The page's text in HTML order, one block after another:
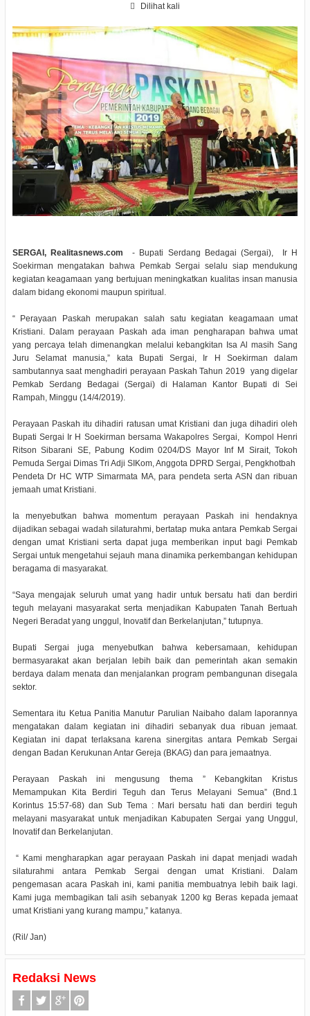
Dilihat kali
SERGAI, Realitasnews.com
- Bupati Serdang Bedagai (Sergai), Ir H
Soekirman mengatakan bahwa Pemkab Sergai selalu siap mendukung
kegiatan keagamaan yang bertujuan meningkatkan kualitas insan manusia
dalam bidang ekonomi maupun spiritual.
“ Perayaan Paskah merupakan salah satu kegiatan keagamaan umat
Kristiani. Dalam perayaan Paskah ada iman pengharapan bahwa umat
yang percaya telah dimenangkan melalui kebangkitan Isa Al masih Sang
Juru Selamat manusia,” kata Bupati Sergai, Ir H Soekirman dalam
sambutannya saat menghadiri perayaan Paskah Tahun 2019 yang digelar
Pemkab Serdang Bedagai (Sergai) di Halaman Kantor Bupati di Sei
Rampah, Minggu (14/4/2019).
Perayaan Paskah itu dihadiri ratusan umat Kristiani dan juga dihadiri oleh
Bupati Sergai Ir H Soekirman bersama Wakapolres Sergai, Kompol Henri
Ritson Sibarani SE, Pabung Kodim 0204/DS Mayor Inf M Sirait, Tokoh
Pemuda Sergai Dimas Tri Adji SIKom, Anggota DPRD Sergai, Pengkhotbah
Pendeta Dr HC WTP Simarmata MA, para pendeta serta ASN dan ribuan
jemaah umat Kristiani.
Ia menyebutkan bahwa momentum perayaan Paskah ini hendaknya
dijadikan sebagai wadah silaturahmi, bertatap muka antara Pemkab Sergai
dengan umat Kristiani serta dapat juga memberikan input bagi Pemkab
Sergai untuk mengetahui sejauh mana dinamika perkembangan kehidupan
beragama di masyarakat.
“Saya mengajak seluruh umat yang hadir untuk bersatu hati dan berdiri
teguh melayani masyarakat serta menjadikan Kabupaten Tanah Bertuah
Negeri Beradat yang unggul, Inovatif dan Berkelanjutan,” tutupnya.
Bupati Sergai juga menyebutkan bahwa kebersamaan, kehidupan
bermasyarakat akan berjalan lebih baik dan pemerintah akan semakin
berdaya dalam menata dan menjalankan program pembangunan disegala
sektor.
Sementara itu Ketua Panitia Manutur Parulian Naibaho dalam laporannya
mengatakan dalam kegiatan ini dihadiri sebanyak dua ribuan jemaat.
Kegiatan ini dapat terlaksana karena sinergitas antara Pemkab Sergai
dengan Badan Kerukunan Antar Gereja (BKAG) dan para jemaatnya.
Perayaan Paskah ini mengusung thema ” Kebangkitan Kristus
Memampukan Kita Berdiri Teguh dan Terus Melayani Semua” (Bnd.1
Korintus 15:57-68) dan Sub Tema : Mari bersatu hati dan berdiri teguh
melayani masyarakat untuk menjadikan Kabupaten Sergai yang Unggul,
Inovatif dan Berkelanjutan.
“ Kami mengharapkan agar perayaan Paskah ini dapat menjadi wadah
silaturahmi antara Pemkab Sergai dengan umat Kristiani. Dalam
pengemasan acara Paskah ini, kami panitia membuatnya lebih baik lagi.
Kami juga membagikan tali asih sebanyak 1200 kg Beras kepada jemaat
umat Kristiani yang kurang mampu,” katanya.
(Ril/ Jan)
Redaksi News